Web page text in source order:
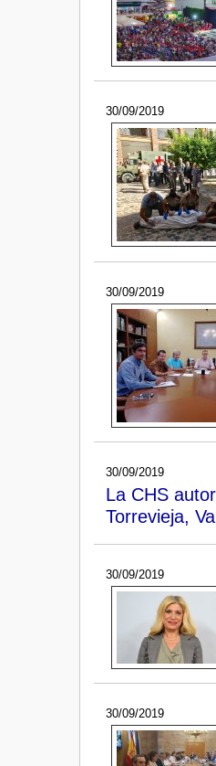
30/09/2019
30/09/2019
30/09/2019
La CHS
Torrevieja,
30/09/2019
30/09/2019